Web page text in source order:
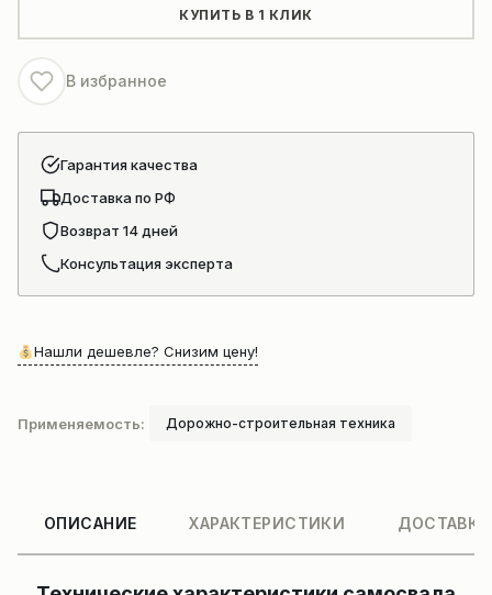
8
С
местом
КУПИТЬ В 1 КЛИК
В избранное
Гарантия качества
Доставка по РФ
Возврат 14 дней
Консультация эксперта
Нашли дешевле? Снизим цену!
Применяемость: Дорожно-строительная техника
ОПИСАНИЕ ХАРАКТЕРИСТИКИ